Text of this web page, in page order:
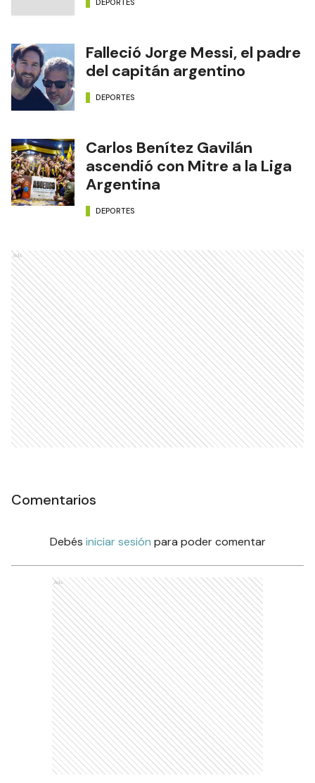
DEPORTES
Falleció Jorge Messi, el padre
del capitán argentino
DEPORTES
Carlos Benítez Gavilán
ascendió con Mitre a la Liga
Argentina
DEPORTES
Ads
Comentarios
Debés iniciar sesión para poder comentar
Ads